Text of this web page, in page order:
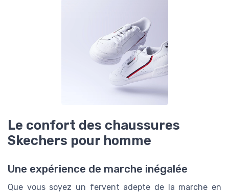
Le confort des chaussures
Skechers pour homme
Une expérience de marche inégalée
Que vous soyez un fervent adepte de la marche en